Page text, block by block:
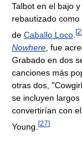
Talbot en el bajo
rebautizado como
de Caballo Loco [
Nowhere , fue
Grabado en dos
canciones más
otras dos,
se incluyen
convertirían con
Young. [27]